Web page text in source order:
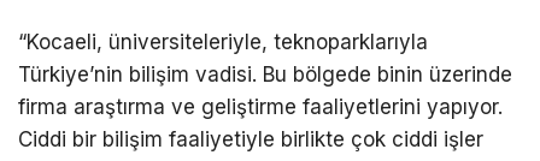
“Kocaeli, üniversiteleriyle, teknoparklarıyla
Türkiye’nin bilişim vadisi. Bu bölgede binin üzerinde
firma araştırma ve geliştirme faaliyetlerini yapıyor.
Ciddi bir bilişim faaliyetiyle birlikte çok ciddi işler